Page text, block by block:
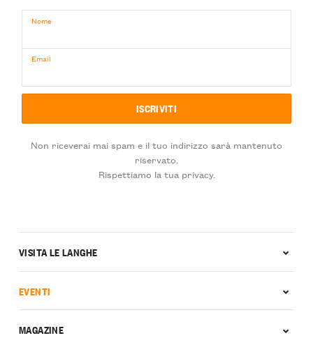
Nome
Email
Non riceverai mai spam e il tuo indirizzo sarà mantenuto
riservato.
Rispettiamo la tua privacy.
VISITA LE LANGHE
EVENTI
MAGAZINE